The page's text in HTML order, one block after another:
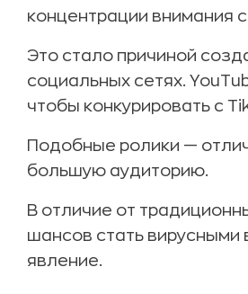
концентрации внимания
Это стало причиной
социальных сетях.
чтобы конкурировать с
Подобные ролики —
большую аудиторию.
В отличие от
шансов стать вирусными
явление.